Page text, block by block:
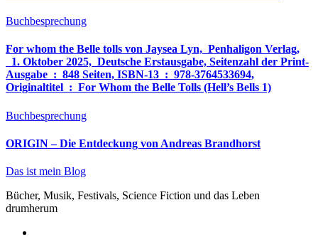
Buchbesprechung
For whom the Belle tolls von Jaysea Lyn, ‎ Penhaligon Verlag,
‎ 1. Oktober 2025, ‎ Deutsche Erstausgabe, Seitenzahl der Print-
Ausgabe ‏ : ‎ 848 Seiten, ISBN-13 ‏ : ‎ 978-3764533694,
Originaltitel ‏ : ‎ For Whom the Belle Tolls (Hell’s Bells 1)
Buchbesprechung
ORIGIN – Die Entdeckung von Andreas Brandhorst
Das ist mein Blog
Bücher, Musik, Festivals, Science Fiction und das Leben
drumherum